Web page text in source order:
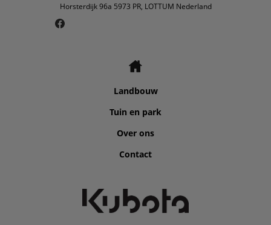
Horsterdijk 96a 5973 PR, LOTTUM Nederland
Landbouw
Tuin en park
Over ons
Contact